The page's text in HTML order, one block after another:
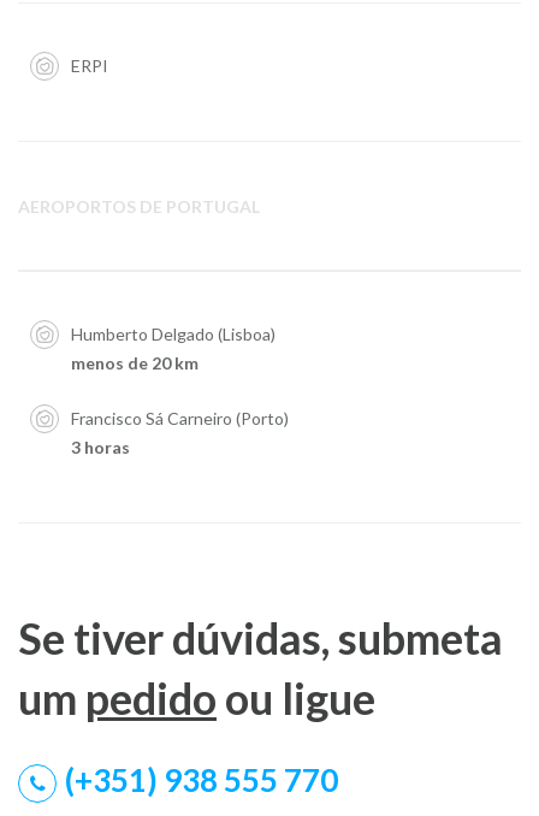
ERPI
AEROPORTOS DE PORTUGAL
Humberto Delgado (Lisboa)
menos de 20 km
Francisco Sá Carneiro (Porto)
3 horas
Se tiver dúvidas, submeta
um pedido ou ligue
(+351) 938 555 770